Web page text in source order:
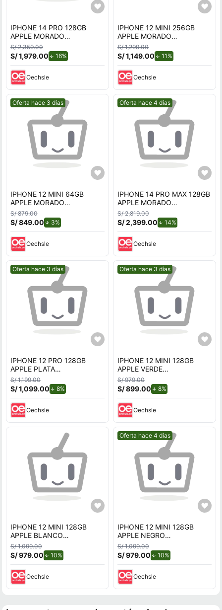
IPHONE 14 PRO 128GB
APPLE MORADO
REACONDICIONADO
S/ 2,359.00
S/ 1,979.00 16%
Oechsle
IPHONE 12 MINI 256GB
APPLE MORADO
REACONDICIONADO
S/ 1,299.00
S/ 1,149.00 11%de descuento.
Oechsle
Mejor precio.
Oferta hace 3 días
IPHONE 12 MINI 64GB
APPLE MORADO
REACONDICIONADO
S/ 879.00
S/ 849.00 3%
Oechsle
Mejor precio.
Oferta hace 4 días
IPHONE 14 PRO MAX 128GB
APPLE MORADO
REACONDICIONADO
S/ 2,819.00
S/ 2,399.00 14%de descuento.
Oechsle
Mejor precio.
Oferta hace 3 días
IPHONE 12 PRO 128GB
APPLE PLATA
REACONDICIONADO
S/ 1,199.00
S/ 1,099.00 8%
Oechsle
Mejor precio.
Oferta hace 3 días
IPHONE 12 MINI 128GB
APPLE VERDE
REACONDICIONADO
S/ 979.00
S/ 899.00 8%de descuento.
Oechsle
IPHONE 12 MINI 128GB
APPLE BLANCO
REACONDICIONADO
S/ 1,099.00
S/ 979.00 10%
Oechsle
Mejor precio.
Oferta hace 4 días
IPHONE 12 MINI 128GB
APPLE NEGRO
REACONDICIONADO
S/ 1,099.00
S/ 979.00 10%de descuento.
Oechsle